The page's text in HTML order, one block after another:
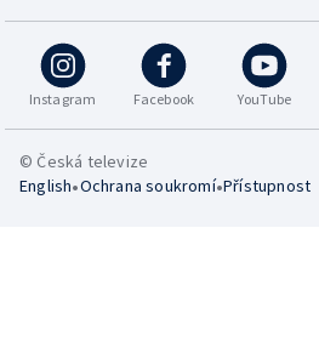
Instagram Facebook YouTube
© Česká televize
English•Ochrana soukromí•Přístupnost